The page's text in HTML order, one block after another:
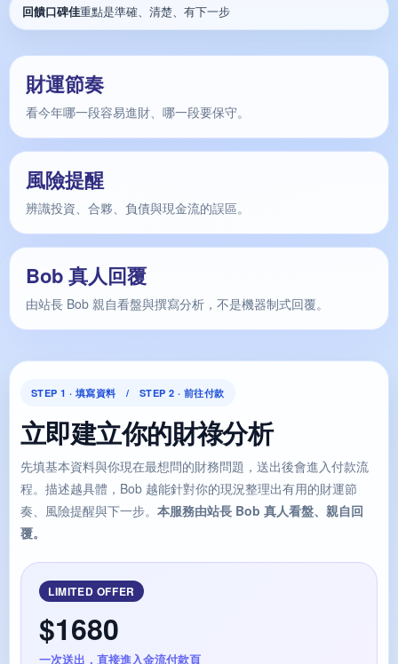
回饋口碑佳重點是準確、清楚、有下一步
財運節奏
看今年哪一段容易進財、哪一段要保守。
風險提醒
辨識投資、合夥、負債與現金流的誤區。
Bob 真人回覆
由站長 Bob 親自看盤與撰寫分析，不是機器制式回覆。
STEP 1 · 填寫資料 / STEP 2 · 前往付款
立即建立你的財祿分析
先填基本資料與你現在最想問的財務問題，送出後會進入付款流
程。描述越具體，Bob 越能針對你的現況整理出有用的財運節
奏、風險提醒與下一步。 本服務由站長 Bob 真人看盤、親自回
覆。
LIMITED OFFER
$1680
一次送出，直接進入金流付款頁